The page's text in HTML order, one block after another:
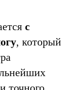
с
, который